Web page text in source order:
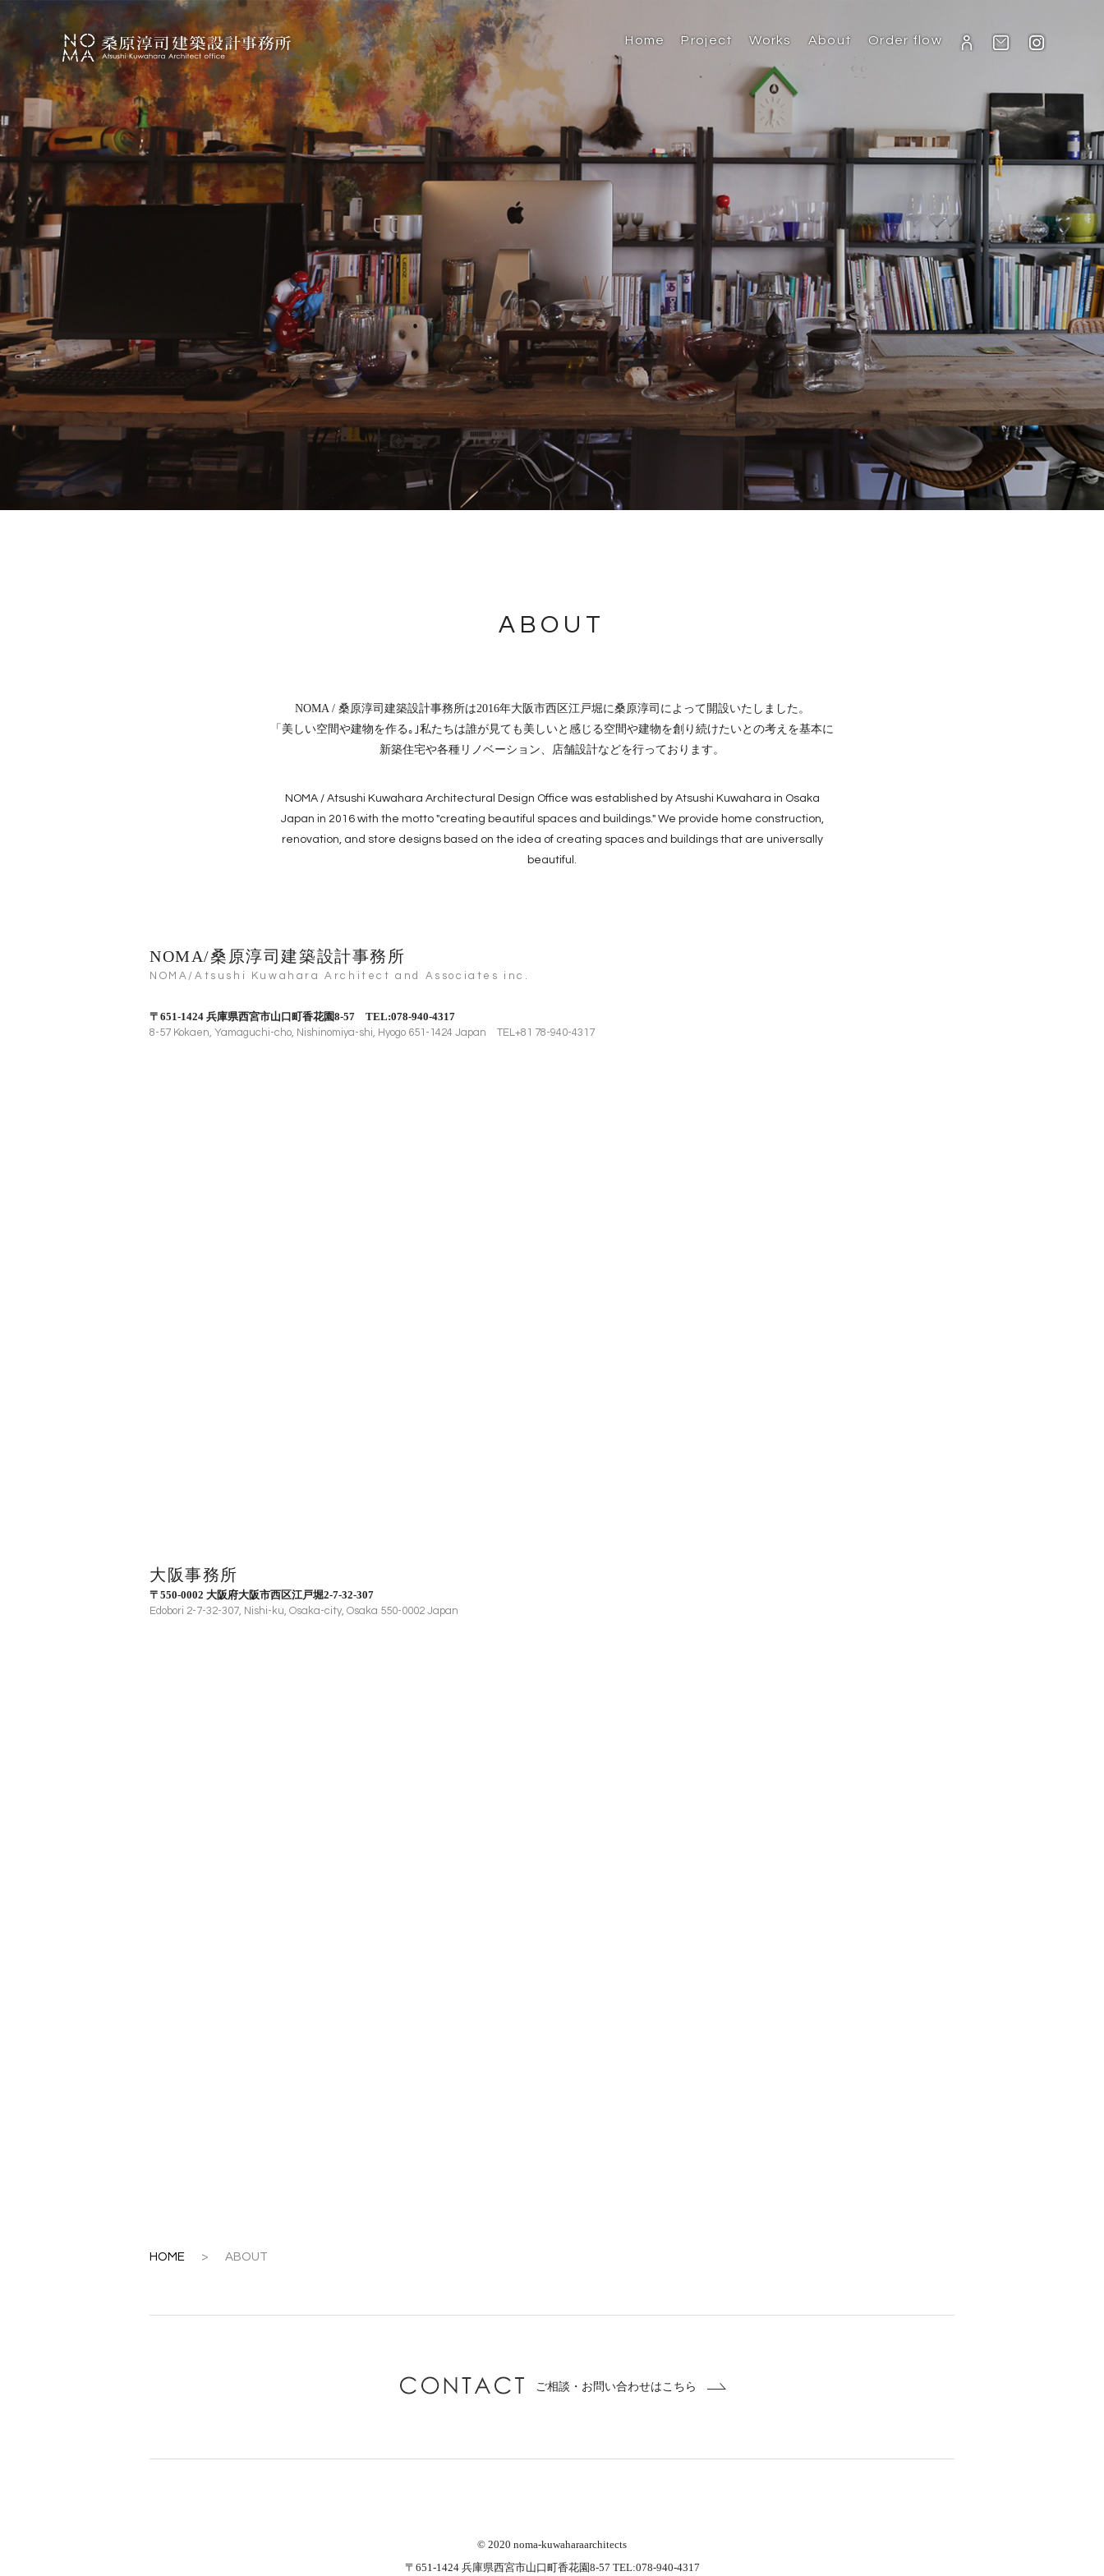
Home Project Works About Order flow
ABOUT
NOMA / 桑原淳司建築設計事務所は2016年大阪市西区江戸堀に桑原淳司によって開設いたしました。
「美しい空間や建物を作る｡｣私たちは誰が見ても美しいと感じる空間や建物を創り続けたいとの考えを基本に
新築住宅や各種リノベーション、店舗設計などを行っております。
NOMA / Atsushi Kuwahara Architectural Design Office was established by Atsushi Kuwahara in Osaka
Japan in 2016 with the motto "creating beautiful spaces and buildings." We provide home construction,
renovation, and store designs based on the idea of creating spaces and buildings that are universally
beautiful.
NOMA/桑原淳司建築設計事務所
NOMA/Atsushi Kuwahara Architect and Associates inc.
〒651-1424 兵庫県西宮市山口町香花園8-57 TEL:078-940-4317
8-57 Kokaen, Yamaguchi-cho, Nishinomiya-shi, Hyogo 651-1424 Japan TEL+81 78-940-4317
大阪事務所
〒550-0002 大阪府大阪市西区江戸堀2-7-32-307
Edobori 2-7-32-307, Nishi-ku, Osaka-city, Osaka 550-0002 Japan
HOME > ABOUT
ご相談・お問い合わせはこちら
© 2020 noma-kuwaharaarchitects
〒651-1424 兵庫県西宮市山口町香花園8-57 TEL:078-940-4317